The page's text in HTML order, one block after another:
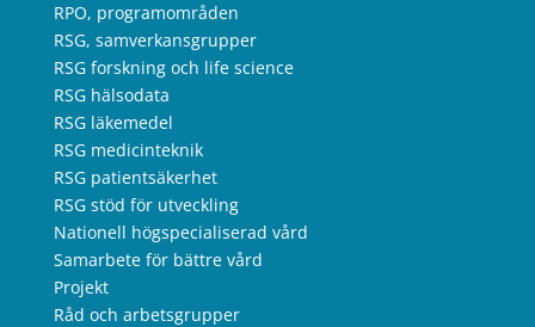
RPO, programområden
RSG, samverkansgrupper
RSG forskning och life science
RSG hälsodata
RSG läkemedel
RSG medicinteknik
RSG patientsäkerhet
RSG stöd för utveckling
Nationell högspecialiserad vård
Samarbete för bättre vård
Projekt
Råd och arbetsgrupper